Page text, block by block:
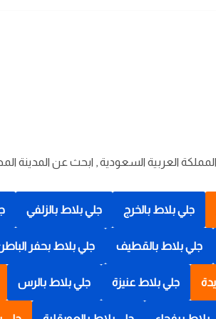
العربية السعودية , ابحث عن المدينة
جلي بلاط بالخرج جلي بلاط بالزلفي
جلي بلاط بالقطيف جلي بلاط بحفر
جلي بلاط عنيزة جلي بلاط بالرس